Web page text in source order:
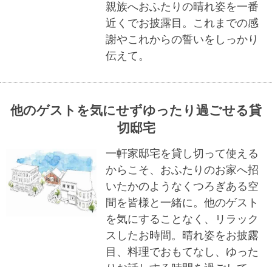
親族へおふたりの晴れ姿を一番
近くでお披露目。これまでの感
謝やこれからの誓いをしっかり
伝えて。
他のゲストを気にせずゆったり過ごせる貸
切邸宅
一軒家邸宅を貸し切って使える
からこそ、おふたりのお家へ招
いたかのようなくつろぎある空
間を皆様と一緒に。他のゲスト
を気にすることなく、リラック
スしたお時間。晴れ姿をお披露
目、料理でおもてなし、ゆった